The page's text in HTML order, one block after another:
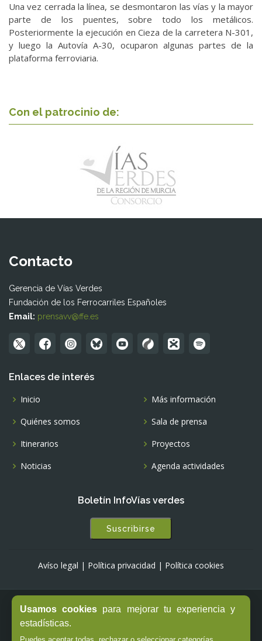
Usamos cookies para mejorar tu experiencia y
estadísticas.
Una vez cerrada la línea, se desmontaron las vías y la mayor
parte de los puentes, sobre todo los metálicos.
Posteriormente la ejecución en Cieza de la carretera N-301,
y luego la Autovía A-30, ocuparon algunas partes de la
plataforma ferroviaria.
Con el patrocinio de:
Contacto
Gerencia de Vías Verdes
Fundación de los Ferrocarriles Españoles
Email: prensavv@ffe.es
Enlaces de interés
Inicio
Quiénes somos
Itinerarios
Noticias
Más información
Sala de prensa
Proyectos
Agenda actividades
Boletín InfoVías verdes
Suscribirse
Avíso legal | Política privacidad | Política cookies
© Copyright - Fundación de los Ferrocarriles Españoles